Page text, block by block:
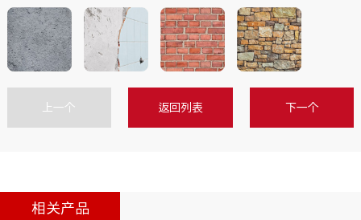
上一个 返回列表 下一个
相关产品